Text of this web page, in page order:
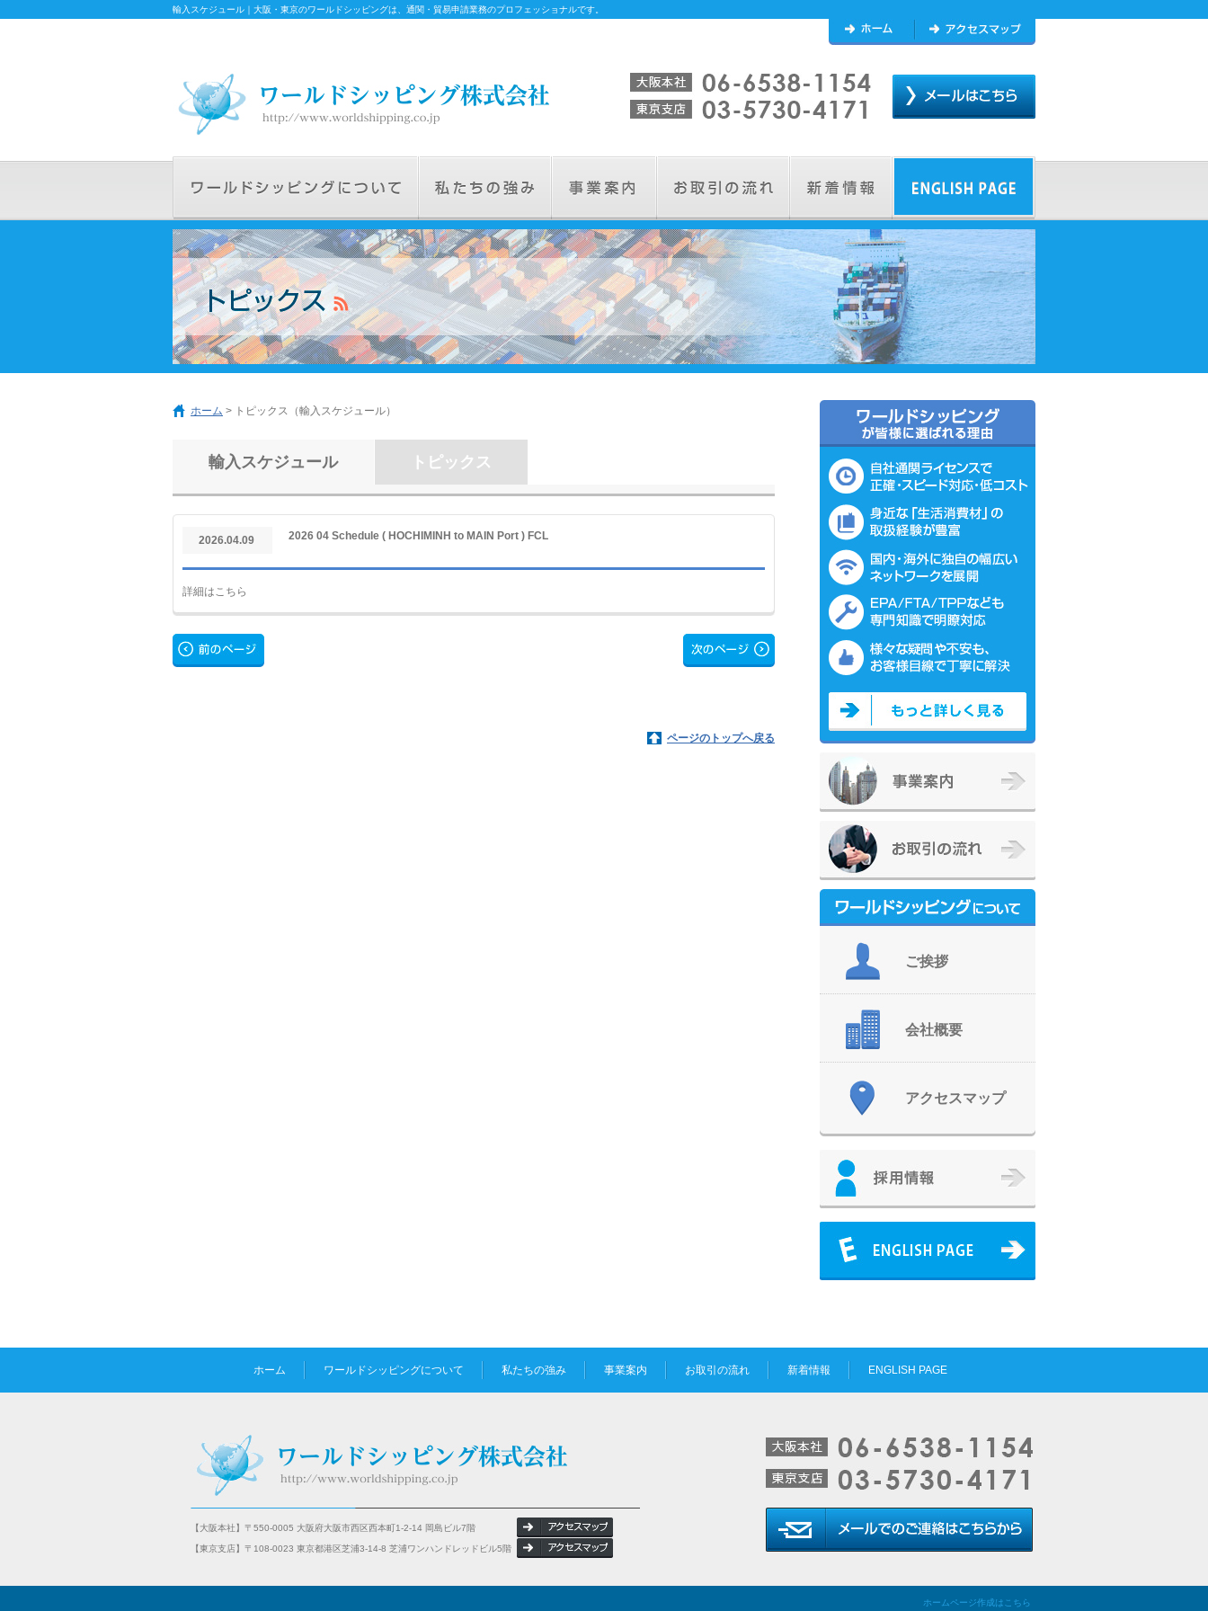
輸入スケジュール｜大阪・東京のワールドシッピングは、通関・貿易申請業務のプロフェッショナルです。
ホーム > トピックス（輸入スケジュール）
輸入スケジュール トピックス
2026.04.09 2026 04 Schedule ( HOCHIMINH to MAIN Port ) FCL
詳細はこちら
ページのトップへ戻る
ご挨拶
会社概要
アクセスマップ
ホーム ワールドシッピングについて 私たちの強み 事業案内 お取引の流れ 新着情報 ENGLISH PAGE
【大阪本社】〒550-0005 大阪府大阪市西区西本町1-2-14 岡島ビル7階
【東京支店】〒108-0023 東京都港区芝浦3-14-8 芝浦ワンハンドレッドビル5階
ホームページ作成はこちら